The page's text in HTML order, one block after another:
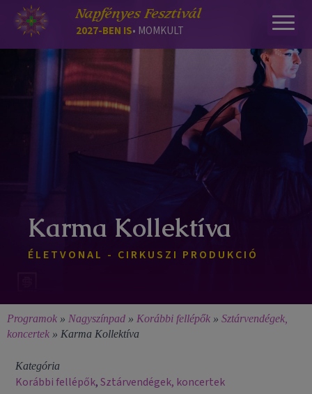
Napfényes Fesztivál
2027-BEN IS• MOMKULT
Karma Kollektíva
ÉLETVONAL - CIRKUSZI PRODUKCIÓ
Programok » Nagyszínpad » Korábbi fellépők » Sztárvendégek,
koncertek » Karma Kollektíva
Kategória
Korábbi fellépők,Sztárvendégek, koncertek